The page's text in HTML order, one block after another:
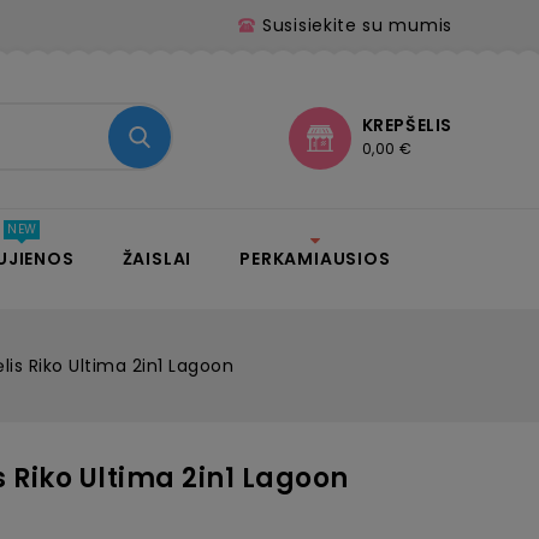
Susisiekite su mumis
KREPŠELIS
0,00 €
ŽAISLAI PERKAMIAUSIOS
Riko Ultima 2in1 Lagoon
Ultima 2in1 Lagoon